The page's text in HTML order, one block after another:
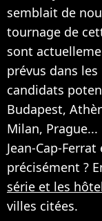
semblait de
tournage de
sont
prévus dans
candidats
Budapest,
Milan, Prague...
Jean-Cap-
précisément ?
série et les
villes citées.